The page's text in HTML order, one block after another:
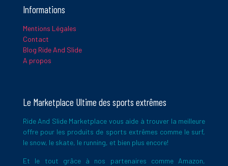
Informations
Mentions Légales
Contact
Blog Ride And Slide
A propos
Le Marketplace Ultime des sports extrêmes
Ride And Slide Marketplace vous aide à trouver la meilleure
offre pour les produits de sports extrêmes comme le surf,
le snow, le skate, le running, et bien plus encore!
Et le tout grâce à nos partenaires comme Amazon,